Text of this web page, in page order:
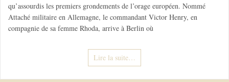
qu’assourdis les premiers grondements de l’orage européen. Nommé
Attaché militaire en Allemagne, le commandant Victor Henry, en
compagnie de sa femme Rhoda, arrive à Berlin où
Lire la suite…